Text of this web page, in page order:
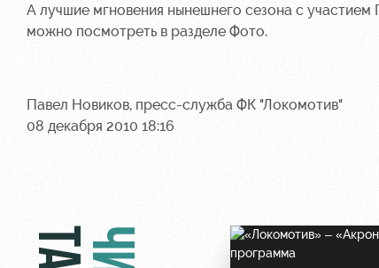
А лучшие мгновения нынешнего сезона с
можно посмотреть в разделе Фото.
Павел Новиков, пресс-служба ФК "Локомотив"
08 декабря 2010 18:16